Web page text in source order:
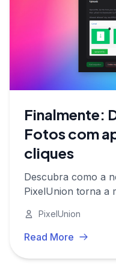
Finalmente:
Fotos com
cliques
Descubra como a
PixelUnion torna a
terminal, mas uma
navegador com o
PixelUnion
Read More